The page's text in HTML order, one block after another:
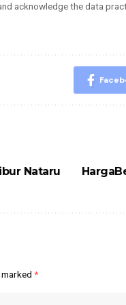
acknowledge the data
Nataru
*